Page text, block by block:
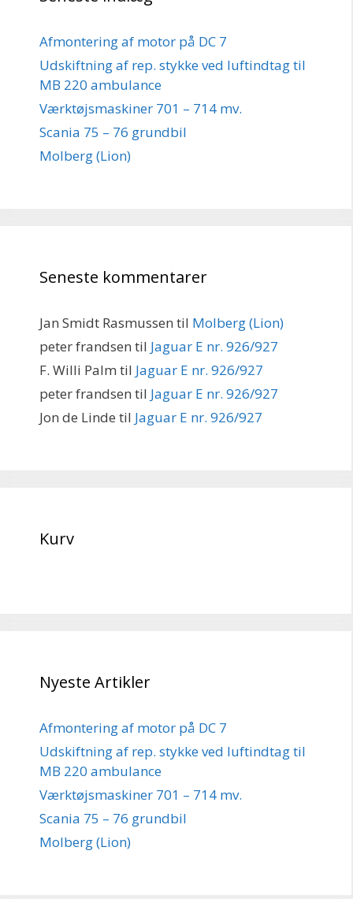
Afmontering af motor på DC 7
Udskiftning af rep. stykke ved luftindtag til
MB 220 ambulance
Værktøjsmaskiner 701 – 714 mv.
Scania 75 – 76 grundbil
Molberg (Lion)
Seneste kommentarer
Jan Smidt Rasmussen til Molberg (Lion)
peter frandsen til Jaguar E nr. 926/927
F. Willi Palm til Jaguar E nr. 926/927
peter frandsen til Jaguar E nr. 926/927
Jon de Linde til Jaguar E nr. 926/927
Kurv
Nyeste Artikler
Afmontering af motor på DC 7
Udskiftning af rep. stykke ved luftindtag til
MB 220 ambulance
Værktøjsmaskiner 701 – 714 mv.
Scania 75 – 76 grundbil
Molberg (Lion)